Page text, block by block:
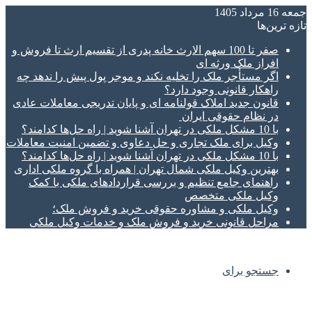
جمعه 16 مرداد 1405
تازه‌ ترین‌ها
صفر تا 100 سهم الارث خانه پدری از تقسیم ارث تا فروش و
افراز ملک ورثه ای
اگر مستأجر ملک را تخلیه نکند و موجر پول پیش را ندهد چه
راهکار قانونی وجود دارد؟
قانون جدید املاک قولنامه ای و پایان تدریجی معاملات عادی
در نظام حقوقی ایران
با 10 مشکل ملکی در تهران آشنا شوید | راه حل‌ها کدامند؟
وکیل برای ملک تجاری و حل دعاوی و تضمین امنیت معاملات
با 10 مشکل ملکی در تهران آشنا شوید | راه حل‌ها کدامند؟
بهترین وکیل ملکی شمال تهران | همراه با گروه ملکی اداری
راهنمای جامع تنظیم و بررسی قراردادهای ملکی با کمک
وکیل ملکی متخصص
وکیل ملکی و مشاوره حقوقی خرید و فروش ملک؛
مراحل قانونی خرید و فروش ملک و خدمات وکیل ملکی
جستجو برای